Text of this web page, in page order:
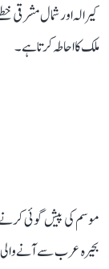
ملک کا احاطہ کرتا ہے۔
موسم کی پیش گوئی
بحیرہ عرب سے آنے